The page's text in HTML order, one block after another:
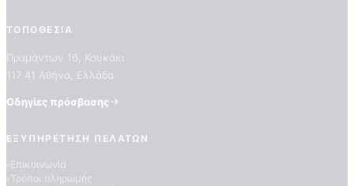
ΤΟΠΟΘΕΣΊΑ
Πραμάντων 16, Κουκάκι
117 41 Αθήνα, Ελλάδα
Οδηγίες πρόσβασης
ΕΞΥΠΗΡΈΤΗΣΗ ΠΕΛΑΤΏΝ
Επικοινωνία
Τρόποι πληρωμής